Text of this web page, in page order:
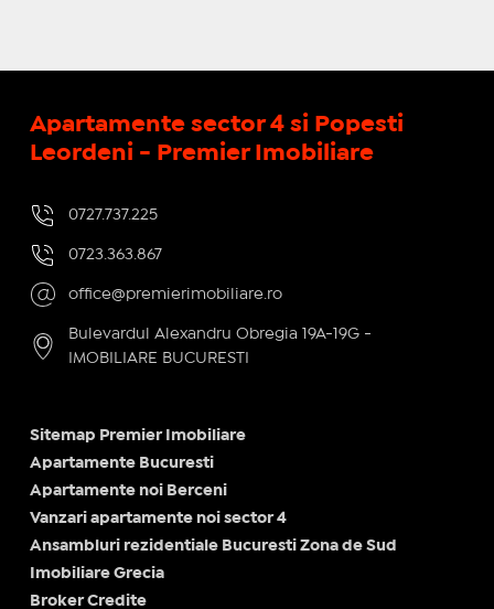
Apartamente sector 4 si Popesti
Leordeni - Premier Imobiliare
0727.737.225
0723.363.867
office@premierimobiliare.ro
Bulevardul Alexandru Obregia 19A-19G -
IMOBILIARE BUCURESTI
Sitemap Premier Imobiliare
Apartamente Bucuresti
Apartamente noi Berceni
Vanzari apartamente noi sector 4
Ansambluri rezidentiale Bucuresti Zona de Sud
Imobiliare Grecia
Broker Credite